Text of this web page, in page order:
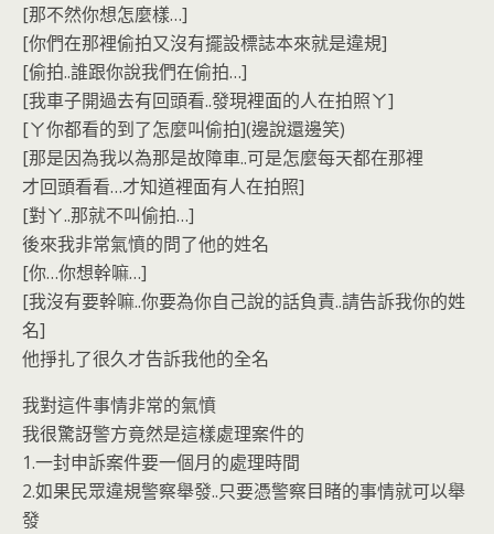
[那不然你想怎麼樣…]
[你們在那裡偷拍又沒有擺設標誌本來就是違規]
[偷拍..誰跟你說我們在偷拍…]
[我車子開過去有回頭看..發現裡面的人在拍照ㄚ]
[ㄚ你都看的到了怎麼叫偷拍](邊說還邊笑)
[那是因為我以為那是故障車..可是怎麼每天都在那裡
才回頭看看…才知道裡面有人在拍照]
[對ㄚ..那就不叫偷拍…]
後來我非常氣憤的問了他的姓名
[你…你想幹嘛…]
[我沒有要幹嘛..你要為你自己說的話負責..請告訴我你的姓
名]
他掙扎了很久才告訴我他的全名
我對這件事情非常的氣憤
我很驚訝警方竟然是這樣處理案件的
1.一封申訴案件要一個月的處理時間
2.如果民眾違規警察舉發..只要憑警察目睹的事情就可以舉
發